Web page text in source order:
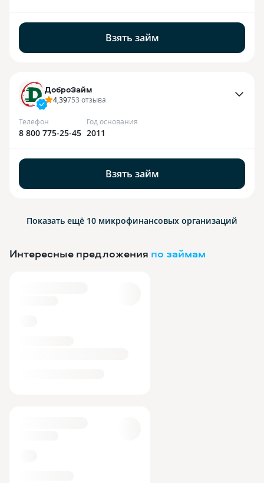
Взять займ
ДоброЗайм
4,39753 отзыва
Телефон
8 800 775-25-45
Год основания
2011
Взять займ
Показать ещё 10 микрофинансовых организаций
Интересные предложения по займам